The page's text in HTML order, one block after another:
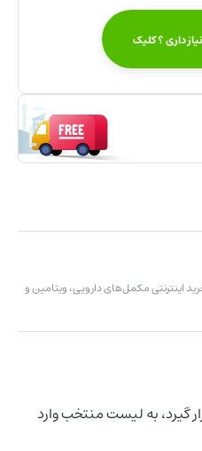
داری ؟ کلیک
اینترنتی مکمل‌های دارویی، ویتامین و
به لیست منتخب وارد